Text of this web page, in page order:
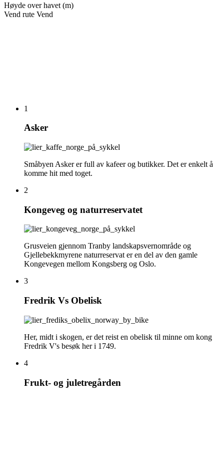
Høyde over havet (m)
Vend rute Vend
1
Asker
Småbyen Asker er full av kafeer og butikker. Det er enkelt å
komme hit med toget.
2
Kongeveg og naturreservatet
Grusveien gjennom Tranby landskapsvernområde og
Gjellebekkmyrene naturreservat er en del av den gamle
Kongevegen mellom Kongsberg og Oslo.
3
Fredrik Vs Obelisk
Her, midt i skogen, er det reist en obelisk til minne om kong
Fredrik V's besøk her i 1749.
4
Frukt- og juletregården